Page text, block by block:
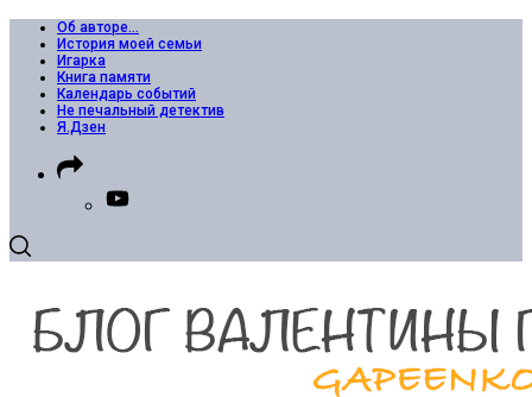
Об авторе…
История моей семьи
Игарка
Книга памяти
Календарь событий
Не печальный детектив
Я.Дзен